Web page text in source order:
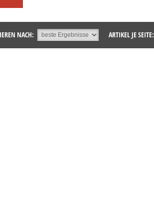
ARTIKEL JE SEITE:
NACH: